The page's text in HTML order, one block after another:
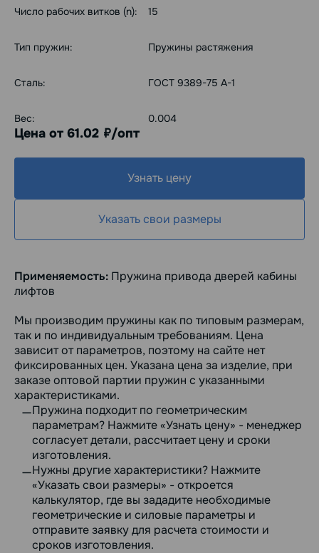
Число рабочих витков (n): 15
Тип пружин: Пружины растяжения
Сталь: ГОСТ 9389-75 А-1
Вес: 0.004
Цена от 61.02 руб./опт
Узнать цену
Указать свои размеры
Применяемость: Пружина привода дверей кабины
лифтов
Мы производим пружины как по типовым размерам,
так и по индивидуальным требованиям. Цена
зависит от параметров, поэтому на сайте нет
фиксированных цен. Указана цена за изделие, при
заказе оптовой партии пружин с указанными
характеристиками.
Пружина подходит по геометрическим
параметрам? Нажмите «Узнать цену» - менеджер
согласует детали, рассчитает цену и сроки
изготовления.
Нужны другие характеристики? Нажмите
«Указать свои размеры» - откроется
калькулятор, где вы зададите необходимые
геометрические и силовые параметры и
отправите заявку для расчета стоимости и
сроков изготовления.